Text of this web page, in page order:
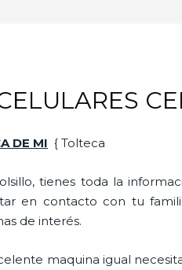
DE MI { Tolteca
tienes toda la
en contacto con tu
de interés.
maquina igual